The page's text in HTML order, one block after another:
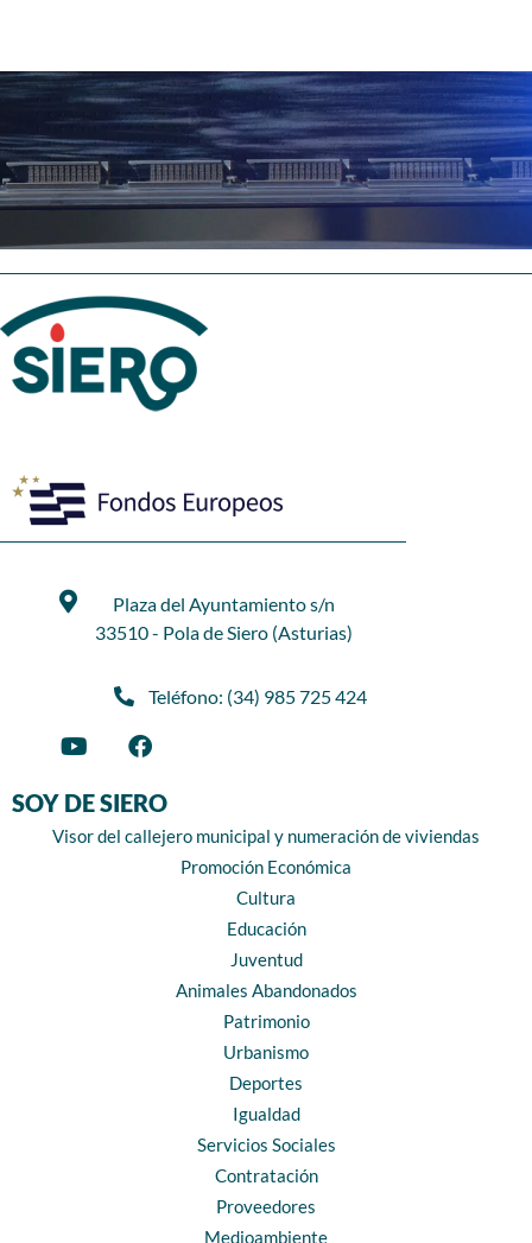
Plaza del Ayuntamiento s/n
33510 - Pola de Siero (Asturias)
Teléfono: (34) 985 725 424
SOY DE SIERO
Visor del callejero municipal y numeración de viviendas
Promoción Económica
Cultura
Educación
Juventud
Animales Abandonados
Patrimonio
Urbanismo
Deportes
Igualdad
Servicios Sociales
Contratación
Proveedores
Medioambiente